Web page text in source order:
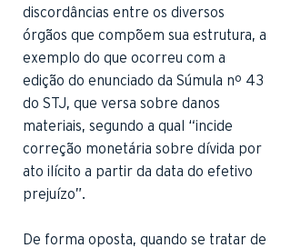
discordâncias entre os diversos
órgãos que compõem sua estrutura, a
exemplo do que ocorreu com a
edição do enunciado da Súmula nº 43
do STJ, que versa sobre danos
materiais, segundo a qual “incide
correção monetária sobre dívida por
ato ilícito a partir da data do efetivo
prejuízo”.
De forma oposta, quando se tratar de